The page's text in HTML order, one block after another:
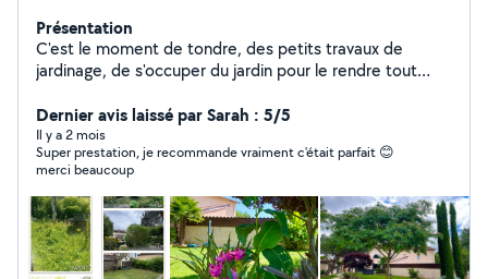
Présentation
C'est le moment de tondre, des petits travaux de
jardinage, de s'occuper du jardin pour le rendre tout
bricolage faites appel à @gabriel_services_ , un travail
soigné et en plus l'état prends en charge 50% de la
facture grâce au crédit d'impôt , donc n'hésitez plus !
J'ai pas mal de matériel que je peux louer, et je suis un
bon bricoleur, électricité , petite plomberie et pour les
travaux d'aménagement extérieurs ainsi que les travaux
de jardin(taille de haie, tonte, etc.) Retrouvez moi sur
gabrielservices.net
Dernier avis laissé par Sarah : 5/5
Il y a 2 mois
Super prestation, je recommande vraiment c'était parfait 😊
merci beaucoup